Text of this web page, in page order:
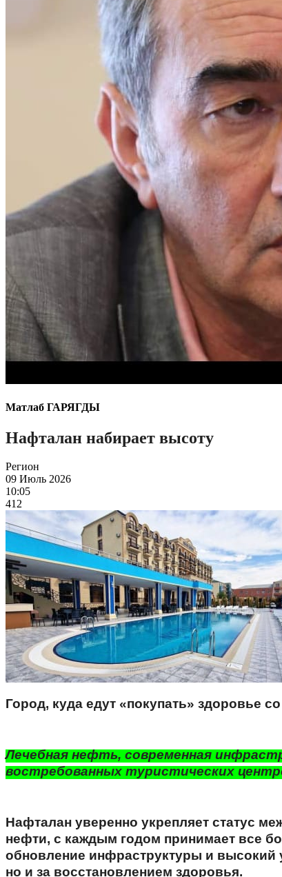
Матлаб ГАРЯГДЫ
Нафталан набирает высоту
Регион
09 Июль 2026
10:05
412
Город, куда едут «покупать» здоровье
Лечебная нефть, современная
востребованных туристических
Нафталан уверенно укрепляет статус
нефти, с каждым годом принимает все
обновление инфраструктуры и высокий
но и за восстановлением здоровья.